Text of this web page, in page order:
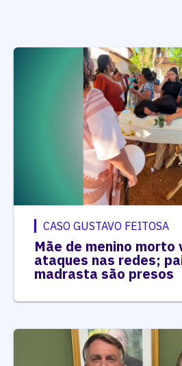
CASO GUSTAVO FEITOSA
Mãe de menino morto
ataques nas redes;
madrasta são presos